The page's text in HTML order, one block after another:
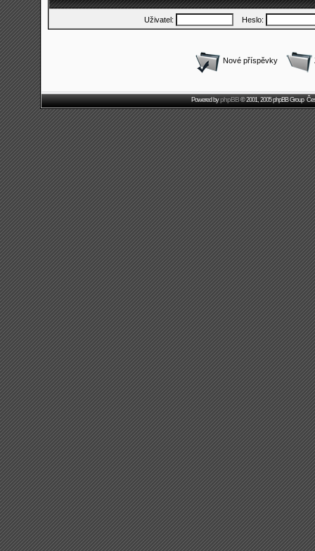
Uživatel: Heslo:
Nové příspěvky
Powered byphpBB© 2001, 2005 phpBB Group